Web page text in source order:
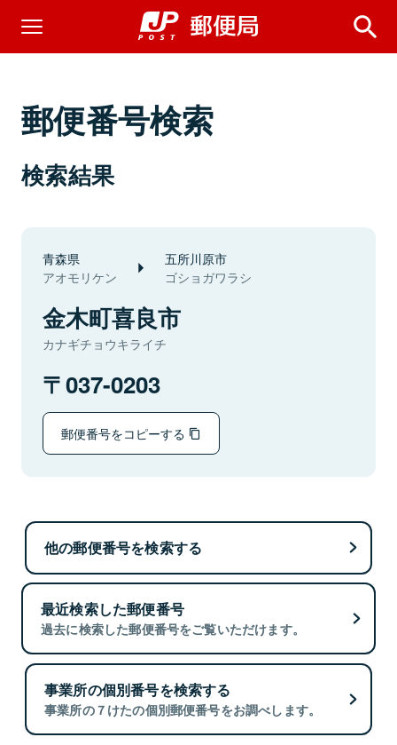
郵便番号検索
検索結果
青森県
アオモリケン
五所川原市
ゴショガワラシ
金木町喜良市
カナギチョウキライチ
037-0203
郵便番号をコピーする
他の郵便番号を検索する
最近検索した郵便番号
過去に検索した郵便番号をご覧いただけます。
事業所の個別番号を検索する
事業所の７けたの個別郵便番号をお調べします。